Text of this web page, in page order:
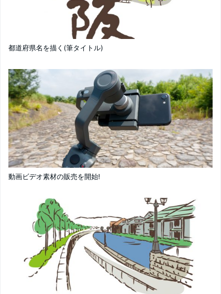
都道府県名を描く(筆タイトル)
動画ビデオ素材の販売を開始!